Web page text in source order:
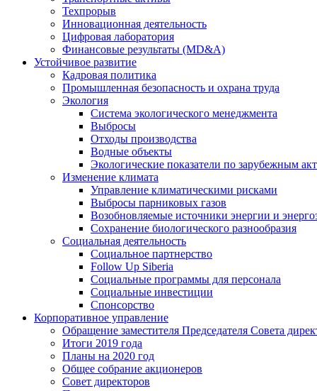
Техпрорыв
Инновационная деятельность
Цифровая лаборатория
Финансовые результаты (MD&A)
Устойчивое развитие
Кадровая политика
Промышленная безопасность и охрана труда
Экология
Система экологического менеджмента
Выбросы
Отходы производства
Водные объекты
Экологические показатели по зарубежным
Изменение климата
Управление климатическими рисками
Выбросы парниковых газов
Возобновляемые источники энергии и
Сохранение биологического разнообразия
Социальная деятельность
Социальное партнерство
Follow Up Siberia
Социальные программы для персонала
Социальные инвестиции
Спонсорство
Корпоративное управление
Обращение заместителя Председателя Совета
Итоги 2019 года
Планы на 2020 год
Общее собрание акционеров
Совет директоров